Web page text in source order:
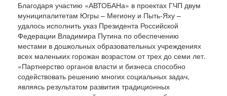
Благодаря участию «АВТОБАНа» в проектах ГЧП двум
муниципалитетам Югры – Мегиону и Пыть-Яху –
удалось исполнить указ Президента Российской
Федерации Владимира Путина по обеспечению
местами в дошкольных образовательных учреждениях
всех маленьких горожан возрастом от трех до семи лет.
«Партнерство органов власти и бизнеса способно
содействовать решению многих социальных задач,
являясь результатом развития традиционных